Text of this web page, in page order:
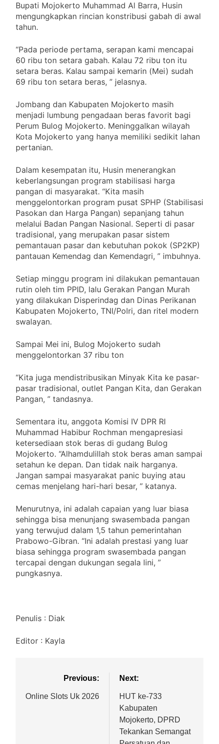
Bupati Mojokerto Muhammad Al Barra, Husin
mengungkapkan rincian konstribusi gabah di awal
tahun.
“Pada periode pertama, serapan kami mencapai
60 ribu ton setara gabah. Kalau 72 ribu ton itu
setara beras. Kalau sampai kemarin (Mei) sudah
69 ribu ton setara beras, ” jelasnya.
Jombang dan Kabupaten Mojokerto masih
menjadi lumbung pengadaan beras favorit bagi
Perum Bulog Mojokerto. Meninggalkan wilayah
Kota Mojokerto yang hanya memiliki sedikit lahan
pertanian.
Dalam kesempatan itu, Husin menerangkan
keberlangsungan program stabilisasi harga
pangan di masyarakat. “Kita masih
menggelontorkan program pusat SPHP (Stabilisasi
Pasokan dan Harga Pangan) sepanjang tahun
melalui Badan Pangan Nasional. Seperti di pasar
tradisional, yang merupakan pasar sistem
pemantauan pasar dan kebutuhan pokok (SP2KP)
pantauan Kemendag dan Kemendagri, ” imbuhnya.
Setiap minggu program ini dilakukan pemantauan
rutin oleh tim PPID, lalu Gerakan Pangan Murah
yang dilakukan Disperindag dan Dinas Perikanan
Kabupaten Mojokerto, TNI/Polri, dan ritel modern
swalayan.
Sampai Mei ini, Bulog Mojokerto sudah
menggelontorkan 37 ribu ton
“Kita juga mendistribusikan Minyak Kita ke pasar-
pasar tradisional, outlet Pangan Kita, dan Gerakan
Pangan, ” tandasnya.
Sementara itu, anggota Komisi IV DPR RI
Muhammad Habibur Rochman mengapresiasi
ketersediaan stok beras di gudang Bulog
Mojokerto. “Alhamdulillah stok beras aman sampai
setahun ke depan. Dan tidak naik harganya.
Jangan sampai masyarakat panic buying atau
cemas menjelang hari-hari besar, ” katanya.
Menurutnya, ini adalah capaian yang luar biasa
sehingga bisa menunjang swasembada pangan
yang terwujud dalam 1,5 tahun pemerintahan
Prabowo-Gibran. “Ini adalah prestasi yang luar
biasa sehingga program swasembada pangan
tercapai dengan dukungan segala lini, ”
pungkasnya.
Penulis : Diak
Editor : Kayla
Previous:
Online Slots Uk 2026
Next:
HUT ke-733
Kabupaten
Mojokerto, DPRD
Tekankan Semangat